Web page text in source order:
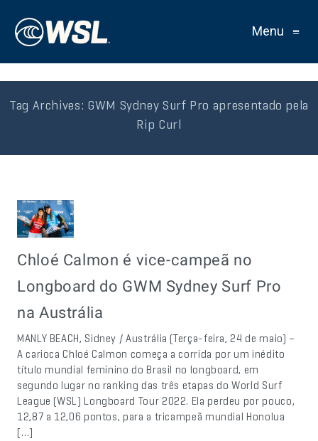
Menu ≡
Tag Archives: GWM Sydney Surf Pro apresentado pela
Rip Curl
Chloé Calmon é vice-campeã no
Longboard do GWM Sydney Surf Pro
na Austrália
MANLY BEACH, Sidney / Austrália (Terça-feira, 24 de maio) –
A carioca Chloé Calmon começa a corrida por um inédito
título mundial feminino do Brasil no longboard, em
segundo lugar no ranking das três etapas do World Surf
League (WSL) Longboard Tour 2022. Ela perdeu por pouco,
12,87 a 12,06 pontos, para a tricampeã mundial Honolua
[…]